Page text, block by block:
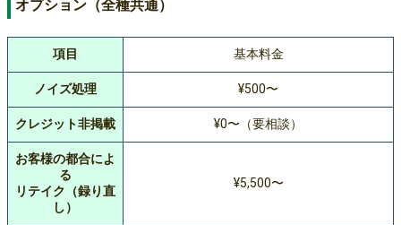
オプション（全種共通）
項目 基本料金
ノイズ処理 ¥500〜
クレジット非掲載 ¥0〜（要相談）
お客様の都合によ
る
リテイク（録り直
し）
¥5,500〜